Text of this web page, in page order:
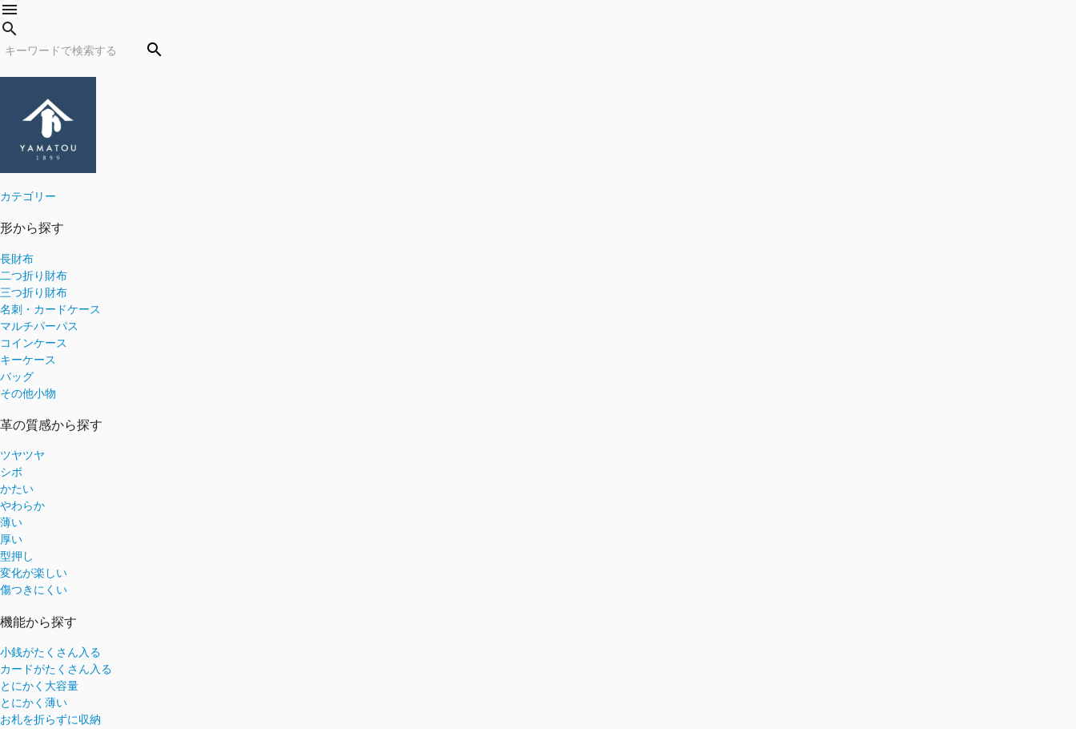
menu
search
search
カテゴリー
形から探す
長財布
二つ折り財布
三つ折り財布
名刺・カードケース
マルチパーパス
コインケース
キーケース
バッグ
その他小物
革の質感から探す
ツヤツヤ
シボ
かたい
やわらか
薄い
厚い
型押し
変化が楽しい
傷つきにくい
機能から探す
小銭がたくさん入る
カードがたくさん入る
とにかく大容量
とにかく薄い
お札を折らずに収納